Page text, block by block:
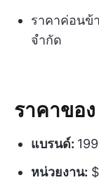
ราคาค่อนข้
จำกัด
ราคาขอ
แบรนด์:
หน่วยงาน: